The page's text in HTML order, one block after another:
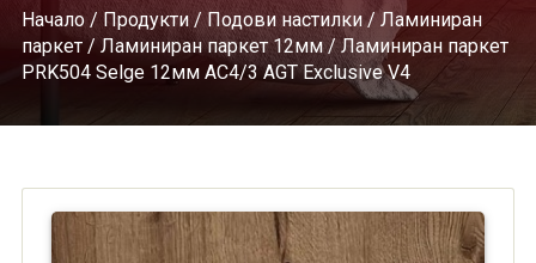
Начало/ Продукти/ Подови настилки/ Ламиниран
паркет/Ламиниран паркет 12мм/ Ламиниран паркет
PRK504 Selge 12мм AC4/3 AGT Exclusive V4